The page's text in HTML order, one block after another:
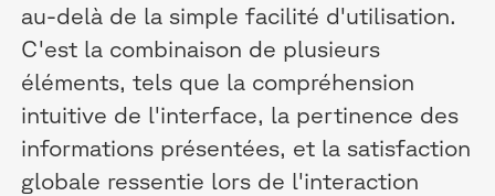
au-delà de la simple facilité d'utilisation.
C'est la combinaison de plusieurs
éléments, tels que la compréhension
intuitive de l'interface, la pertinence des
informations présentées, et la satisfaction
globale ressentie lors de l'interaction